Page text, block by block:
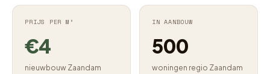
PRIJS PER M²
€4
nieuwbouw Zaandam
IN AANBOUW
500
woningen regio Zaandam